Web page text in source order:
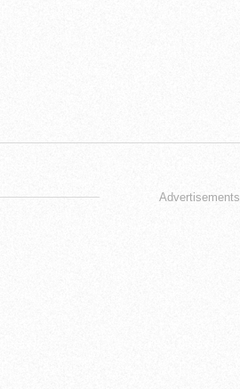
Advertisements